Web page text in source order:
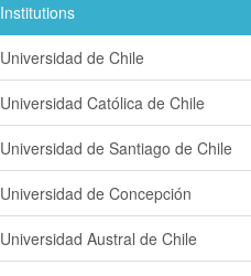
Institutions
Universidad de Chile
Universidad Católica de Chile
Universidad de Santiago de Chile
Universidad de Concepción
Universidad Austral de Chile